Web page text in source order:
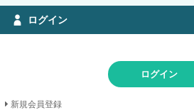
ログイン
ログイン
新規会員登録